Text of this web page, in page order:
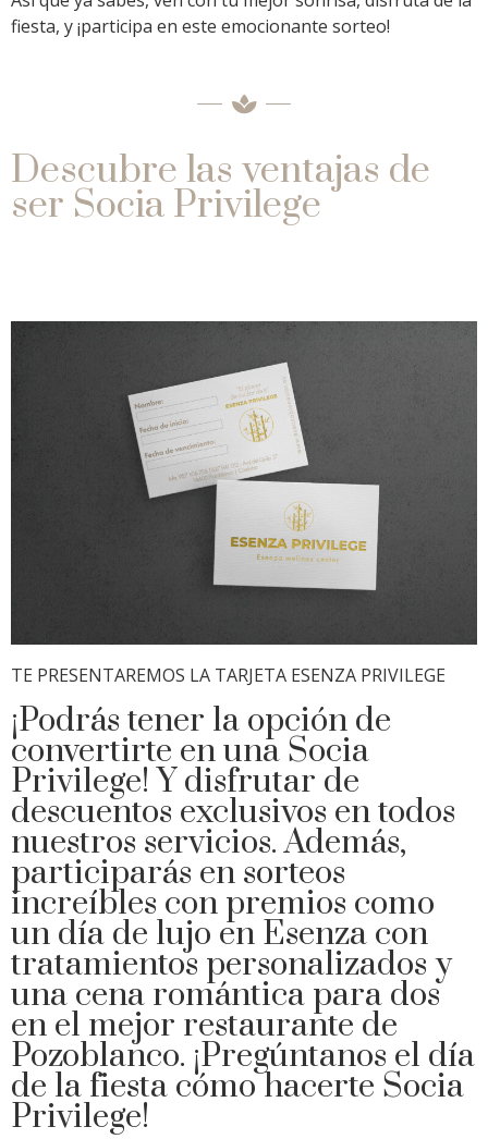
fiesta, y ¡participa en este emocionante sorteo!
Descubre las ventajas de
ser Socia Privilege
TE PRESENTAREMOS LA TARJETA ESENZA PRIVILEGE
¡Podrás tener la opción de
convertirte en una Socia
Privilege! Y disfrutar de
descuentos exclusivos en todos
nuestros servicios. Además,
participarás en sorteos
increíbles con premios como
un día de lujo en Esenza con
tratamientos personalizados y
una cena romántica para dos
en el mejor restaurante de
Pozoblanco. ¡Pregúntanos el día
de la fiesta cómo hacerte Socia
Privilege!